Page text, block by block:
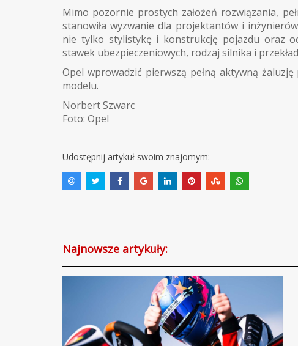
Mimo pozornie prostych założeń rozwiązania,
stanowiła wyzwanie dla projektantów i
nie tylko stylistykę i konstrukcję pojazdu oraz
stawek ubezpieczeniowych, rodzaj silnika i
Opel wprowadzić pierwszą pełną aktywną
modelu.
Norbert Szwarc
Foto: Opel
Udostępnij artykuł swoim znajomym:
Najnowsze artykuły: